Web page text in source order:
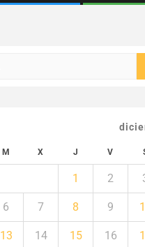
M X J V
1 2
6 7 8 9
13 14 15 16